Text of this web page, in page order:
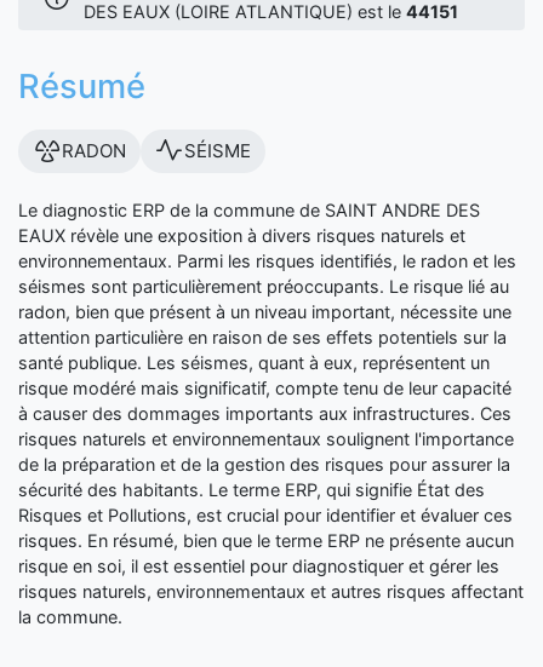
DES EAUX (LOIRE ATLANTIQUE) est le 44151
Résumé
RADON SÉISME
Le diagnostic ERP de la commune de SAINT ANDRE DES
EAUX révèle une exposition à divers risques naturels et
environnementaux. Parmi les risques identifiés, le radon et les
séismes sont particulièrement préoccupants. Le risque lié au
radon, bien que présent à un niveau important, nécessite une
attention particulière en raison de ses effets potentiels sur la
santé publique. Les séismes, quant à eux, représentent un
risque modéré mais significatif, compte tenu de leur capacité
à causer des dommages importants aux infrastructures. Ces
risques naturels et environnementaux soulignent l'importance
de la préparation et de la gestion des risques pour assurer la
sécurité des habitants. Le terme ERP, qui signifie État des
Risques et Pollutions, est crucial pour identifier et évaluer ces
risques. En résumé, bien que le terme ERP ne présente aucun
risque en soi, il est essentiel pour diagnostiquer et gérer les
risques naturels, environnementaux et autres risques affectant
la commune.